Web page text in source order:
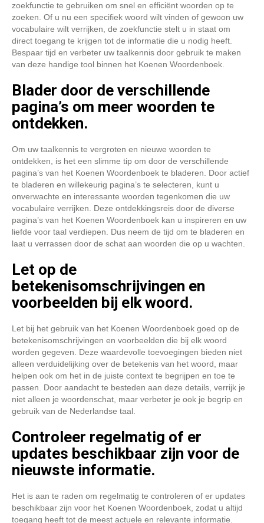
zoekfunctie te gebruiken om snel en efficiënt woorden op te
zoeken. Of u nu een specifiek woord wilt vinden of gewoon uw
vocabulaire wilt verrijken, de zoekfunctie stelt u in staat om
direct toegang te krijgen tot de informatie die u nodig heeft.
Bespaar tijd en verbeter uw taalkennis door gebruik te maken
van deze handige tool binnen het Koenen Woordenboek.
Blader door de verschillende
pagina’s om meer woorden te
ontdekken.
Om uw taalkennis te vergroten en nieuwe woorden te
ontdekken, is het een slimme tip om door de verschillende
pagina’s van het Koenen Woordenboek te bladeren. Door actief
te bladeren en willekeurig pagina’s te selecteren, kunt u
onverwachte en interessante woorden tegenkomen die uw
vocabulaire verrijken. Deze ontdekkingsreis door de diverse
pagina’s van het Koenen Woordenboek kan u inspireren en uw
liefde voor taal verdiepen. Dus neem de tijd om te bladeren en
laat u verrassen door de schat aan woorden die op u wachten.
Let op de
betekenisomschrijvingen en
voorbeelden bij elk woord.
Let bij het gebruik van het Koenen Woordenboek goed op de
betekenisomschrijvingen en voorbeelden die bij elk woord
worden gegeven. Deze waardevolle toevoegingen bieden niet
alleen verduidelijking over de betekenis van het woord, maar
helpen ook om het in de juiste context te begrijpen en toe te
passen. Door aandacht te besteden aan deze details, verrijk je
niet alleen je woordenschat, maar verbeter je ook je begrip en
gebruik van de Nederlandse taal.
Controleer regelmatig of er
updates beschikbaar zijn voor de
nieuwste informatie.
Het is aan te raden om regelmatig te controleren of er updates
beschikbaar zijn voor het Koenen Woordenboek, zodat u altijd
toegang heeft tot de meest actuele en relevante informatie.